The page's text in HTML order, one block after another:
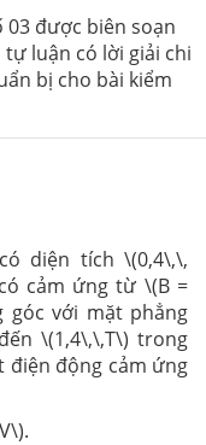
03 được biên soạn
luận có lời giải chi
bị cho bài kiểm
diện tích \(0,4\,\,
cảm ứng từ \(B =
góc với mặt phẳng
\(1,4\,\,T\) trong
điện động cảm ứng